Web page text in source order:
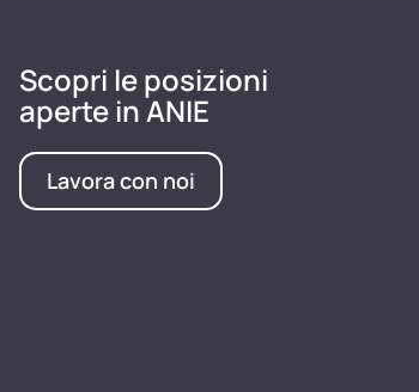
Scopri le posizioni
aperte in ANIE
Lavora con noi